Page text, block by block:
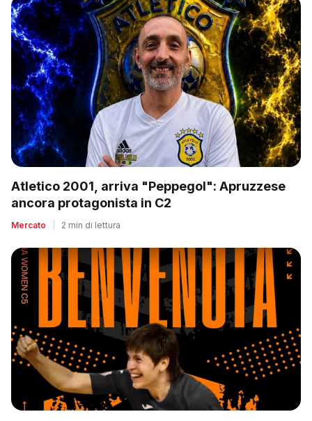
Atletico 2001, arriva "Peppegol": Apruzzese
ancora protagonista in C2
Mercato 2 min di lettura